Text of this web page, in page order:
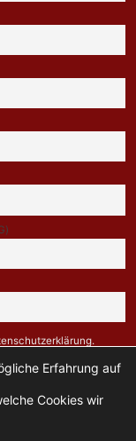
Erfahrung auf
Cookies wir